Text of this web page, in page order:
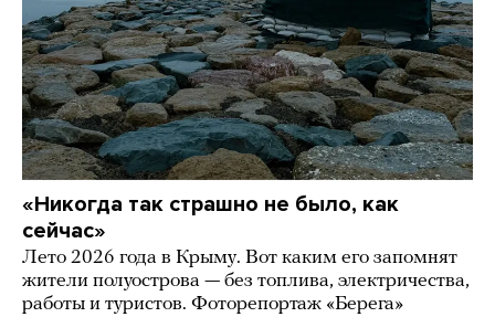
«Никогда так страшно не было, как
сейчас»
Лето 2026 года в Крыму. Вот каким его запомнят
жители полуострова — без топлива, электричества,
работы и туристов. Фоторепортаж «Берега»